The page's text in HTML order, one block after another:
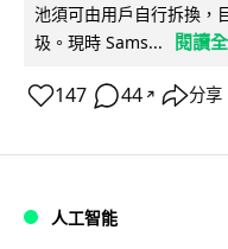
池須可由用戶自行拆換，
圾。現時 Sams...
閱讀
147 44 ↗ 分享
人工智能